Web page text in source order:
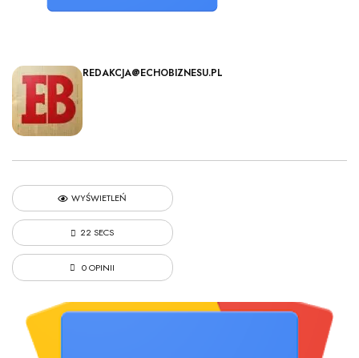
REDAKCJA@ECHOBIZNESU.PL
WYŚWIETLEŃ
22 SECS
0 OPINII